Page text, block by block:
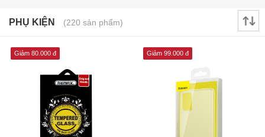
PHỤ KIỆN (220 sản phẩm)
Giảm 80.000 đ Giảm 99.000 đ